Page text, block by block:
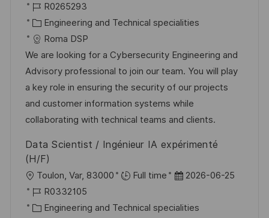
f
n
u
n
g
r
t
t
m
d
e
r
V
r
f
J
o
b
-
I
D
R0265293
K
a
t
e
g
o
r
e
Engineering and Technical specialities
Roma DSP
We are looking for a Cybersecurity Engineering and
Advisory professional to join our team. You will play
a key role in ensuring the security of our projects
and customer information systems while
collaborating with technical teams and clients.
Data Scientist / Ingénieur IA expérimenté
(H/F)
O
r
t
Toulon, Var, 83000 Full time
D
t
2026-06-25
J
o
R0332105
K
Engineering and Technical specialities